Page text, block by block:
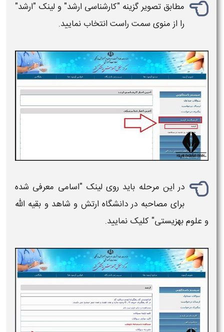
مطابق تصویرگزینه "کارشناسی ارشد" ولینک "ارشد"
را از منوی سمت راست انتخاب نمایید.
در این مرحله باید روی لینک "اسامی معرفی شده
برای مصاحبه در دانشگاه ارتش و شاهدو بقیه الله
و علوم بهزیستی" کلیک نمایید.